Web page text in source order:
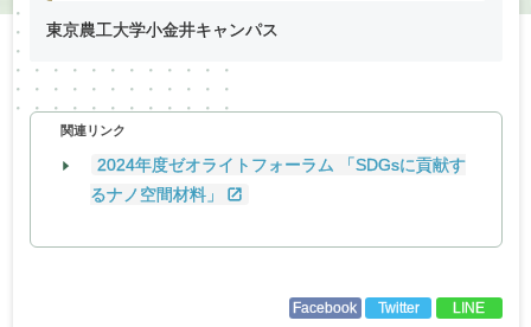
東京農工大学小金井キャンパス
関連リンク
2024年度ゼオライトフォーラム 「SDGsに貢献す
るナノ空間材料」
Facebook Twitter LINE